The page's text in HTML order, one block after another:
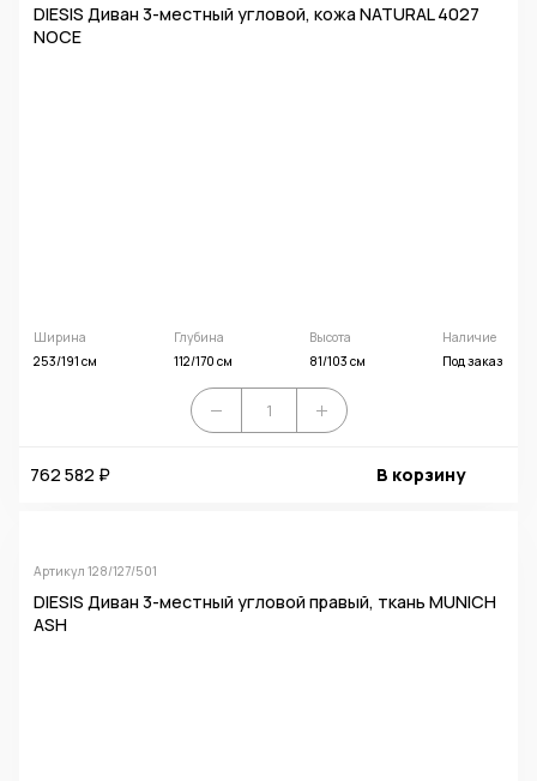
DIESIS Диван 3-местный угловой, кожа NATURAL 4027
NOCE
Ширина
253/191 см
Глубина
112/170 см
Высота
81/103 см
Наличие
Под заказ
762 582 ₽ В корзину
Артикул 128/127/501
DIESIS Диван 3-местный угловой правый, ткань MUNICH
ASH